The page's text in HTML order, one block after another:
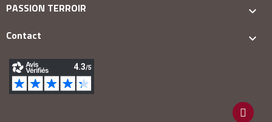
PASSION TERROIR

Contact
